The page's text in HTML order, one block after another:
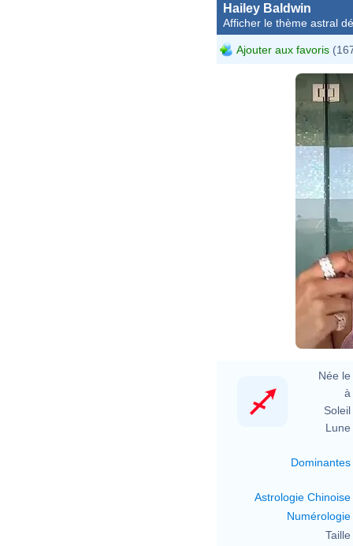
Hailey Baldwin
Afficher le thème astral
Ajouter aux favoris
Née le
à
Soleil
Lune
Dominantes
Astrologie Chinoise
Numérologie
Taille